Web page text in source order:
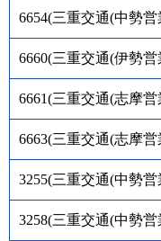
6654(三重交通(中勢営
6660(三重交通(伊勢営
6661(三重交通(志摩営
6663(三重交通(志摩営
3255(三重交通(中勢営
3258(三重交通(中勢営